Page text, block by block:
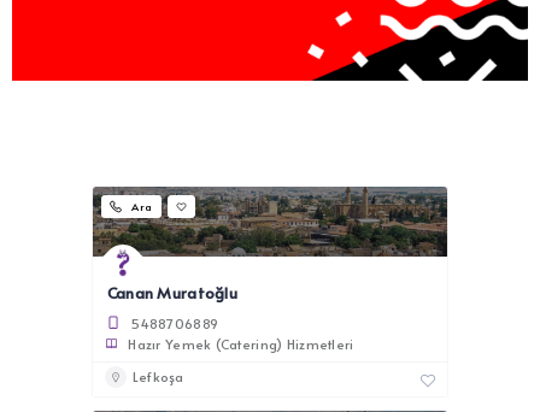
Ara
Canan Muratoğlu
5488706889
Hazır Yemek (Catering) Hizmetleri
Lefkoşa